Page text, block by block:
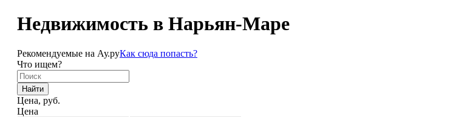
Недвижимость в Нарьян-Маре
Рекомендуемые на Ау.руКак сюда попасть?
Что ищем?
Найти
Цена, руб.
Цена